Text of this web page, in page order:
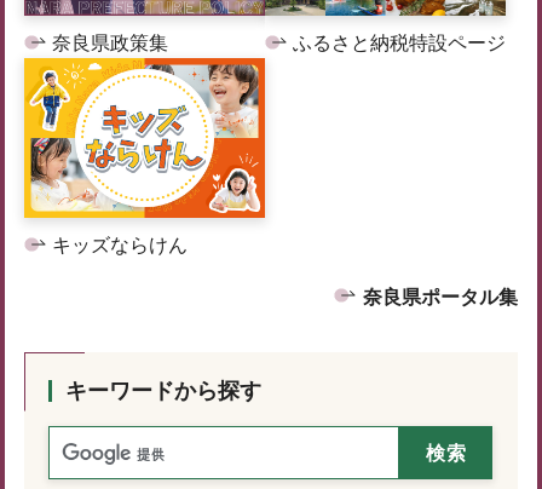
奈良県政策集 ふるさと納税特設ページ
キッズならけん
奈良県ポータル集
キーワードから探す